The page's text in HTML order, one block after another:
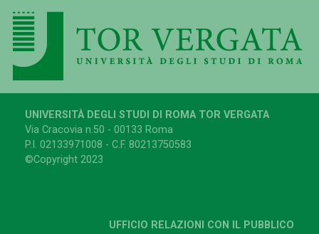
UNIVERSITÀ DEGLI STUDI DI ROMA TOR VERGATA
Via Cracovia n.50 - 00133 Roma
P.I. 02133971008 - C.F. 80213750583
©Copyright 2023
UFFICIO RELAZIONI CON IL PUBBLICO